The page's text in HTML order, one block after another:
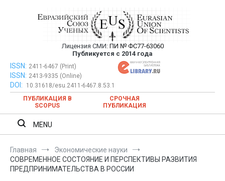
Евразийский Союз Ученых —
публикация научных статей в
ежемесячном научном журнале
Лицензия СМИ: ПИ № ФС77-63060
Публикуется с 2014 года
Евразийский Союз Ученых — публикация научных статей в
ежемесячном научном журнале
ISSN: 2411-6467 (Print)
ISSN: 2413-9335 (Online)
DOI:
10.31618/esu.2411-6467.8.53.1
ПУБЛИКАЦИЯ В
SCOPUS
СРОЧНАЯ
ПУБЛИКАЦИЯ
MENU
Главная
Экономические науки
СОВРЕМЕННОЕ СОСТОЯНИЕ И ПЕРСПЕКТИВЫ РАЗВИТИЯ
ПРЕДПРИНИМАТЕЛЬСТВА В РОССИИ